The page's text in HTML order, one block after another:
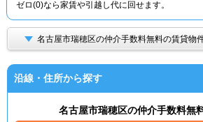
TOP
ゼロ(0)なら家賃や引越し代に回せます。
名古屋市瑞穂区の仲介手数料無料の賃貸物
沿線・住所から探す
名古屋市瑞穂区の仲介手数料無